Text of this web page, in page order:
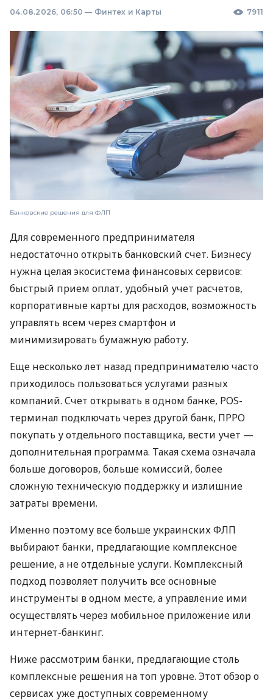
04.08.2026, 06:50 — Финтех и Карты 7911
Банковские решения для ФЛП
Для современного предпринимателя
недостаточно открыть банковский счет. Бизнесу
нужна целая экосистема финансовых сервисов:
быстрый прием оплат, удобный учет расчетов,
корпоративные карты для расходов, возможность
управлять всем через смартфон и
минимизировать бумажную работу.
Еще несколько лет назад предпринимателю часто
приходилось пользоваться услугами разных
компаний. Счет открывать в одном банке, POS-
терминал подключать через другой банк, ПРРО
покупать у отдельного поставщика, вести учет —
дополнительная программа. Такая схема означала
больше договоров, больше комиссий, более
сложную техническую поддержку и излишние
затраты времени.
Именно поэтому все больше украинских ФЛП
выбирают банки, предлагающие комплексное
решение, а не отдельные услуги. Комплексный
подход позволяет получить все основные
инструменты в одном месте, а управление ими
осуществлять через мобильное приложение или
интернет-банкинг.
Ниже рассмотрим банки, предлагающие столь
комплексные решения на топ уровне. Этот обзор о
сервисах уже доступных современному